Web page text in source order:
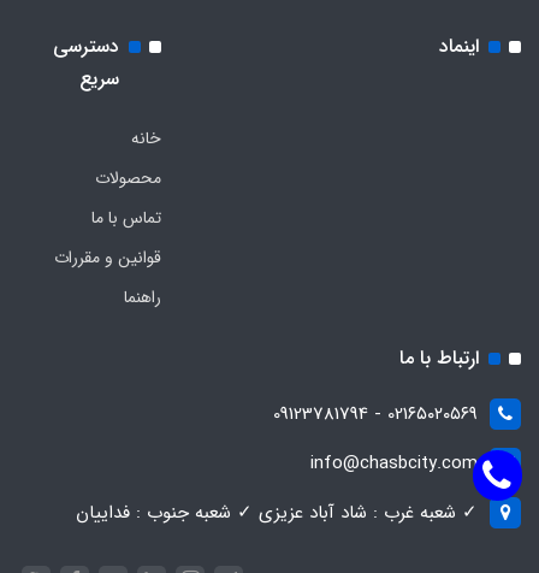
اینماد
دسترسی
سریع
خانه
محصولات
تماس با ما
قوانین و مقررات
راهنما
ارتباط با ما
021۶۵۰۲۰۵۶۹ - 09123781794
info@chasbcity.com
✓ شعبه غرب : شاد آباد عزیزی ✓ شعبه جنوب : فداییان